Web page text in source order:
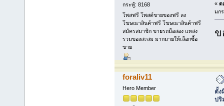
กระทู้: 8168
โพสฟรี โพสต์ขายของฟรี ลง
โฆษณาสินค้าฟรี โฆษณาสินค้าฟรี
สมัครสมาชิก ขายรถมือสอง แหล่ง
รวมของสะสม มากมายให้เลือกซื้อ
ขาย
« ต
มก
ข
foraliv11
Hero Member
ตั้ง
ป